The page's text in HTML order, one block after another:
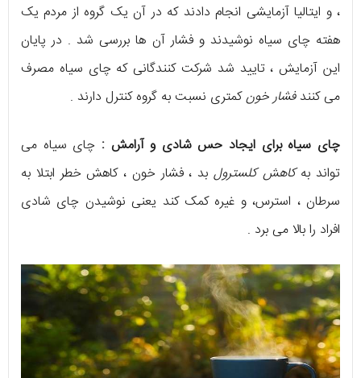
، و ایتالیا آزمایشی انجام دادند که در آن یک گروه از مردم یک
هفته چای سیاه نوشیدند و فشار آن ها بررسی شد . در پایان
این آزمایش ، تایید شد شرکت کنندگانی که چای سیاه مصرف
می کنندفشار خونکمتری نسبت به گروه کنترل دارند .
چای سیاه برای ایجاد حس شادی و آرامش : چای سیاه می
تواند بهکاهش کلسترول بد ، فشار خون ، کاهش خطر ابتلا به
سرطان ، استرس، و غیره کمک کند یعنی نوشیدن چای شادی
افراد را بالا می برد .